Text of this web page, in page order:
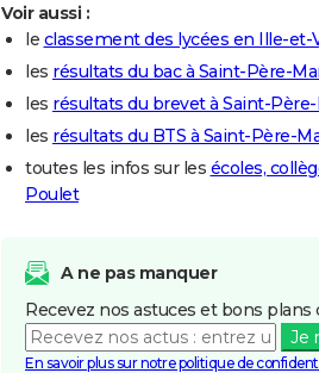
Voir aussi :
le classement des lycées en Ille-et-
les résultats du bac à Saint-Père-
les résultats du brevet à Saint-
les résultats du BTS à Saint-Père-
toutes les infos sur les écoles,
Poulet
A ne pas manquer
Recevez nos astuces et bons
Je
En savoir plus sur notre politique de